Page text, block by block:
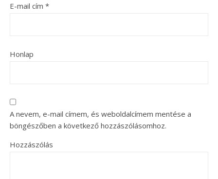
E-mail cím *
Honlap
A nevem, e-mail címem, és weboldalcímem mentése a
böngészőben a következő hozzászólásomhoz.
Hozzászólás